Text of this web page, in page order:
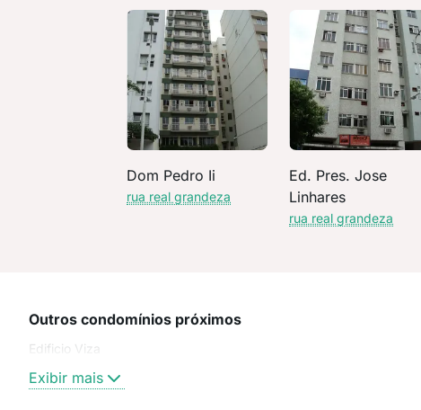
Dom Pedro Ii
rua real grandeza
Ed. Pres. Jose
Linhares
rua real grandeza
Outros condomínios próximos
Edificio Viza
Exibir mais